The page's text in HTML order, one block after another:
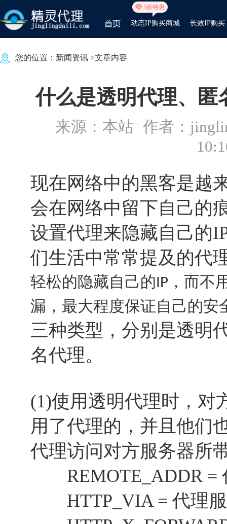
5折特惠
动态IP购买商城 长效IP购买
您的位置： 新闻资讯 >文章内容
什么是透明代理、匿
来源：本站 作者：
现在网络中的黑客是越
会在网络中留下自己的
设置代理来隐藏自己的
们生活中常常提及的代
轻松的隐藏自己的IP ，而不
漏，最大程度保证自己的安
三种类型，分别是透明
名代理。
(1)使用透明代理时，对
用了代理的，并且他们
代理访问对方服务器所
REMOTE_ADDR =
HTTP_VIA = 代理